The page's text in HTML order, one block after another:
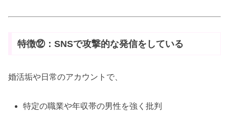
特徴⑫：SNSで攻撃的な発信をしている
婚活垢や日常のアカウントで、
特定の職業や年収帯の男性を強く批判